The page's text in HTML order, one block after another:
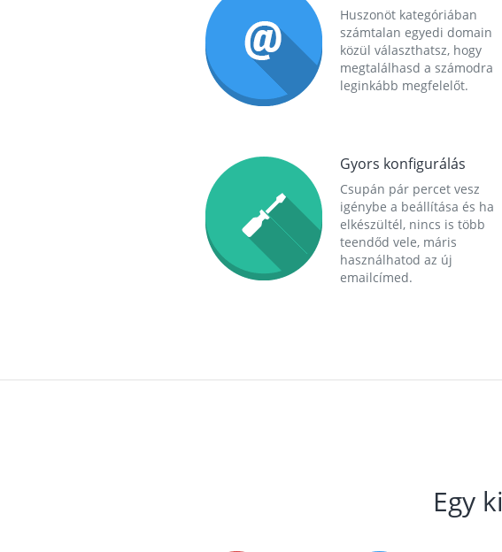
Huszonöt kategóriában
számtalan egyedi domain
közül választhatsz, hogy
megtalálhasd a számodra
leginkább megfelelőt.
Gyors konfigurálás
Csupán pár percet vesz
igénybe a beállítása és ha
elkészültél, nincs is több
teendőd vele, máris
használhatod az új
emailcímed.
Egy